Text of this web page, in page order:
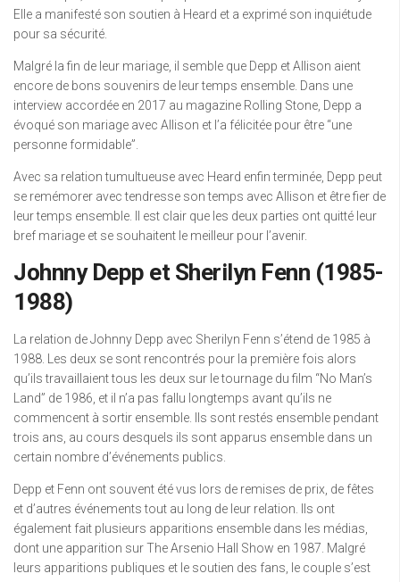
Elle a manifesté son soutien à Heard et a exprimé son inquiétude
pour sa sécurité.
Malgré la fin de leur mariage, il semble que Depp et Allison aient
encore de bons souvenirs de leur temps ensemble. Dans une
interview accordée en 2017 au magazine Rolling Stone, Depp a
évoqué son mariage avec Allison et l’a félicitée pour être “une
personne formidable”.
Avec sa relation tumultueuse avec Heard enfin terminée, Depp peut
se remémorer avec tendresse son temps avec Allison et être fier de
leur temps ensemble. Il est clair que les deux parties ont quitté leur
bref mariage et se souhaitent le meilleur pour l’avenir.
Johnny Depp et Sherilyn Fenn (1985-
1988)
La relation de Johnny Depp avec Sherilyn Fenn s’étend de 1985 à
1988. Les deux se sont rencontrés pour la première fois alors
qu’ils travaillaient tous les deux sur le tournage du film “No Man’s
Land” de 1986, et il n’a pas fallu longtemps avant qu’ils ne
commencent à sortir ensemble. Ils sont restés ensemble pendant
trois ans, au cours desquels ils sont apparus ensemble dans un
certain nombre d’événements publics.
Depp et Fenn ont souvent été vus lors de remises de prix, de fêtes
et d’autres événements tout au long de leur relation. Ils ont
également fait plusieurs apparitions ensemble dans les médias,
dont une apparition sur The Arsenio Hall Show en 1987. Malgré
leurs apparitions publiques et le soutien des fans, le couple s’est